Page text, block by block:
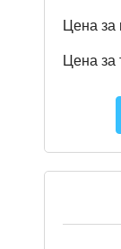
Цена за
Цена за